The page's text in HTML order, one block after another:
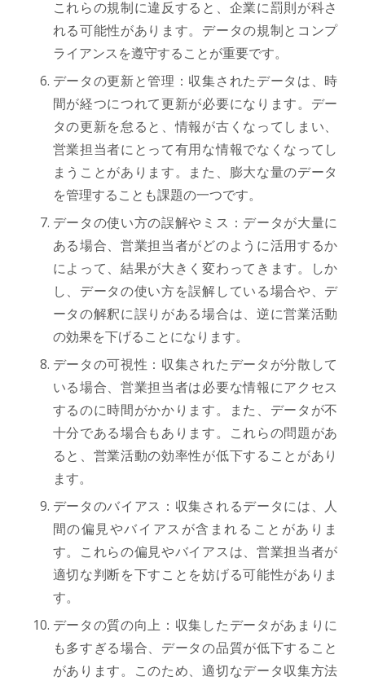
これらの規制に違反すると、企業に罰則が科さ
れる可能性があります。データの規制とコンプ
ライアンスを遵守することが重要です。
データの更新と管理：収集されたデータは、時
間が経つにつれて更新が必要になります。デー
タの更新を怠ると、情報が古くなってしまい、
営業担当者にとって有用な情報でなくなってし
まうことがあります。また、膨大な量のデータ
を管理することも課題の一つです。
データの使い方の誤解やミス：データが大量に
ある場合、営業担当者がどのように活用するか
によって、結果が大きく変わってきます。しか
し、データの使い方を誤解している場合や、デ
ータの解釈に誤りがある場合は、逆に営業活動
の効果を下げることになります。
データの可視性：収集されたデータが分散して
いる場合、営業担当者は必要な情報にアクセス
するのに時間がかかります。また、データが不
十分である場合もあります。これらの問題があ
ると、営業活動の効率性が低下することがあり
ます。
データのバイアス：収集されるデータには、人
間の偏見やバイアスが含まれることがありま
す。これらの偏見やバイアスは、営業担当者が
適切な判断を下すことを妨げる可能性がありま
す。
データの質の向上：収集したデータがあまりに
も多すぎる場合、データの品質が低下すること
があります。このため、適切なデータ収集方法